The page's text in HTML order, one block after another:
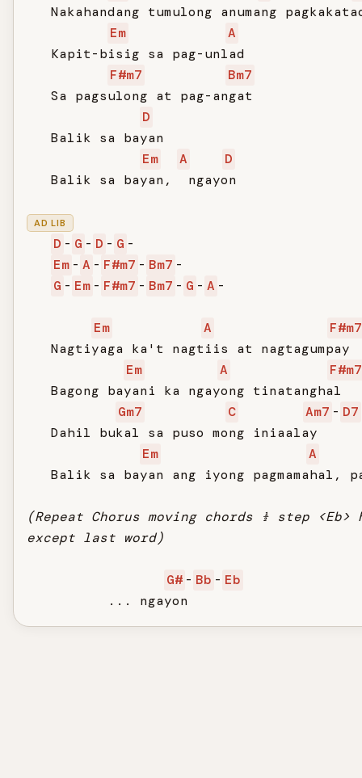
Nakahandang tumulong anumang
Em
A
   Kapit-bisig sa pag-unlad
F#m7
Bm7
   Sa pagsulong at pag-angat
D
   Balik sa bayan
Em
A
D
   Balik sa bayan,  ngayon
AD LIB
D - G - D - G -
Em - A - F#m7 - Bm7 -
G - Em - F#m7 - Bm7 - G - A -
Em A
F#m7
   Nagtiyaga ka't nagtiis at nagtagumpay
Em
A
F#m7
   Bagong bayani ka ngayong tinatanghal
Gm7
C Am7 - D7
   Dahil bukal sa puso mong iniaalay
Em
A
Balik sa bayan ang iyong pagmamahal,
(Repeat Chorus moving chords ½ step
except last word)
G# - Bb - Eb
          ... ngayon